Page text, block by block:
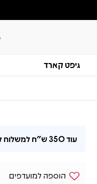
גיפט קארד
עוד350 ש"ח למשלוח
הוספה למועדפים